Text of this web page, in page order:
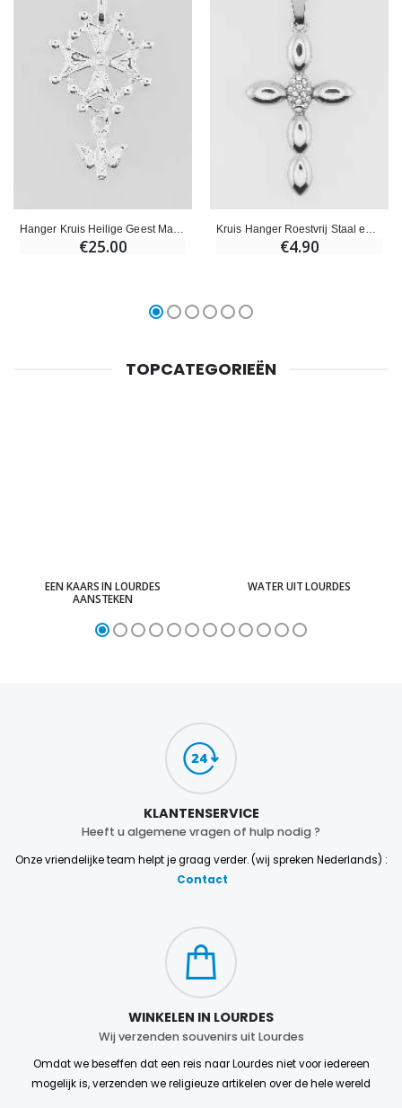
€25.00 €4.90
TOPCATEGORIEËN
EEN KAARS IN LOURDES
AANSTEKEN
WATER UIT LOURDES
KLANTENSERVICE
Heeft u algemene vragen of hulp nodig ?
Onze vriendelijke team helpt je graag verder. (wij spreken Nederlands) :
Contact
WINKELEN IN LOURDES
Wij verzenden souvenirs uit Lourdes
Omdat we beseffen dat een reis naar Lourdes niet voor iedereen
mogelijk is, verzenden we religieuze artikelen over de hele wereld